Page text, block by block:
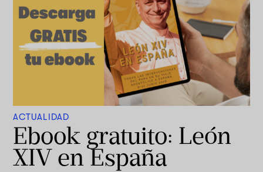
ACTUALIDAD
Ebook gratuito: León
XIV en España